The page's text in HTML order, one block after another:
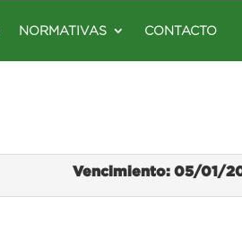
NORMATIVAS CONTACTO
Vencimiento: 05/01/